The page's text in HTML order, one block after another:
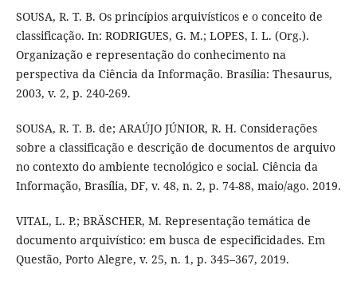
SOUSA, R. T. B. Os princípios arquivísticos e o conceito de
classificação. In: RODRIGUES, G. M.; LOPES, I. L. (Org.).
Organização e representação do conhecimento na
perspectiva da Ciência da Informação. Brasília: Thesaurus,
2003, v. 2, p. 240-269.
SOUSA, R. T. B. de; ARAÚJO JÚNIOR, R. H. Considerações
sobre a classificação e descrição de documentos de arquivo
no contexto do ambiente tecnológico e social. Ciência da
Informação, Brasília, DF, v. 48, n. 2, p. 74-88, maio/ago. 2019.
VITAL, L. P.; BRÄSCHER, M. Representação temática de
documento arquivístico: em busca de especificidades. Em
Questão, Porto Alegre, v. 25, n. 1, p. 345–367, 2019.